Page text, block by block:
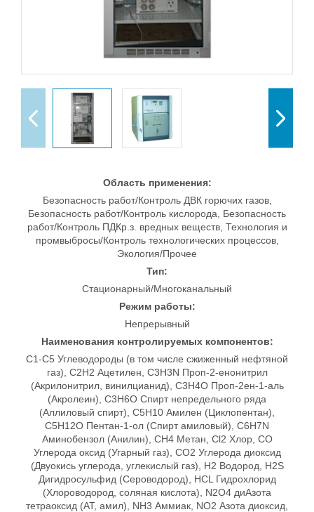
Область применения:
Безопасность работ/Контроль ДВК горючих газов,
Безопасность работ/Контроль кислорода, Безопасность
работ/Контроль ПДКр.з. вредных веществ, Технология и
промвыбросы/Контроль технологических процессов,
Экология/Прочее
Тип:
Стационарный/Многоканальный
Режим работы:
Непрерывный
Наименования контролируемых компонентов:
C1-C5 Углеводороды (в том числе сжиженный нефтяной
газ), C2H2 Ацетилен, C3H3N Проп-2-енонитрил
(Акрилонитрил, винилцианид), C3H4O Проп-2ен-1-аль
(Акролеин), C3H6O Спирт непредельного ряда
(Аллиловый спирт), C5H10 Амилен (Циклопентан),
C5H12O Пентан-1-ол (Спирт амиловый), C6H7N
Аминобензол (Анилин), CH4 Метан, Cl2 Хлор, CO
Углерода оксид (Угарный газ), CO2 Углерода диоксид
(Двуокись углерода, углекислый газ), H2 Водород, H2S
Дигидросульфид (Сероводород), HCL Гидрохлорид
(Хлороводород, соляная кислота), N2O4 диАзота
тетраоксид (АТ, амил), NH3 Аммиак, NO2 Азота диоксид,